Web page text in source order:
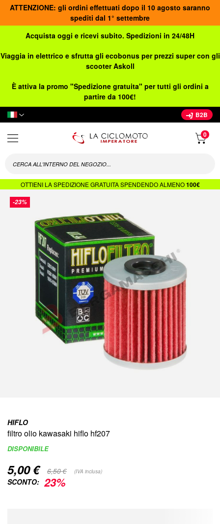
ATTENZIONE: gli ordini effettuati dopo il 10 agosto saranno
spediti dal 1° settembre
Acquista oggi e ricevi subito. Spedizioni in 24/48H
Viaggia in elettrico e sfrutta gli ecobonus per prezzi super con gli
scooter Askoll
È attiva la promo "Spedizione gratuita" per tutti gli ordini a
partire da 100€!
Lingua
B2B
OTTIENI LA SPEDIZIONE GRATUITA SPENDENDO ALMENO100€
alla
-23%
della
galleria
immagini
HIFLO
filtro olio kawasaki hiflo hf207
DISPONIBILE
Special
Price
5,00 € 6,50 € (IVA inclusa)
SCONTO: 23%